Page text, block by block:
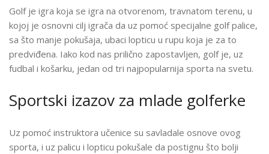
Golf je igra koja se igra na otvorenom, travnatom terenu, u
kojoj je osnovni cilj igrača da uz pomoć specijalne golf palice,
sa što manje pokušaja, ubaci lopticu u rupu koja je za to
predviđena. Iako kod nas prilično zapostavljen, golf je, uz
fudbal i košarku, jedan od tri najpopularnija sporta na svetu.
Sportski izazov za mlade golferke
Uz pomoć instruktora učenice su savladale osnove ovog
sporta, i uz palicu i lopticu pokušale da postignu što bolji